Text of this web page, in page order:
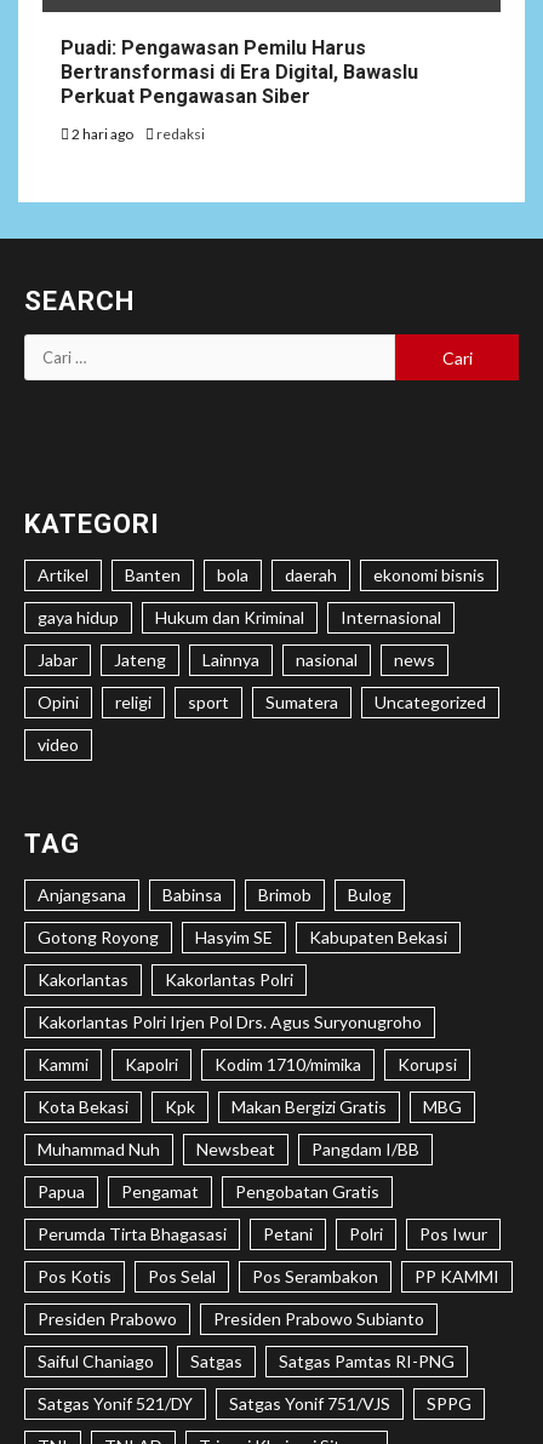
Puadi: Pengawasan Pemilu Harus
Bertransformasi di Era Digital, Bawaslu
Perkuat Pengawasan Siber
2 hari ago redaksi
SEARCH
Cari
untuk:
KATEGORI
Artikel Banten bola daerah ekonomi bisnis
gaya hidup Hukum dan Kriminal Internasional
Jabar Jateng Lainnya nasional news
Opini religi sport Sumatera Uncategorized
video
TAG
Anjangsana Babinsa Brimob Bulog
Gotong Royong Hasyim SE Kabupaten Bekasi
Kakorlantas Kakorlantas Polri
Kakorlantas Polri Irjen Pol Drs. Agus Suryonugroho
Kammi Kapolri Kodim 1710/mimika Korupsi
Kota Bekasi Kpk Makan Bergizi Gratis MBG
Muhammad Nuh Newsbeat Pangdam I/BB
Papua Pengamat Pengobatan Gratis
Perumda Tirta Bhagasasi Petani Polri Pos Iwur
Pos Kotis Pos Selal Pos Serambakon PP KAMMI
Presiden Prabowo Presiden Prabowo Subianto
Saiful Chaniago Satgas Satgas Pamtas RI-PNG
Satgas Yonif 521/DY Satgas Yonif 751/VJS SPPG